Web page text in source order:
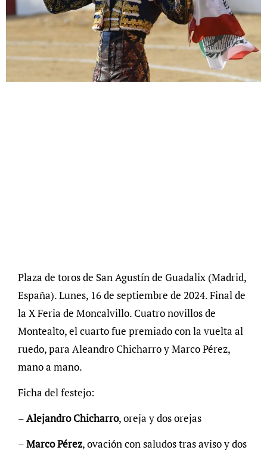
Plaza de toros de San Agustín de Guadalix (Madrid,
España). Lunes, 16 de septiembre de 2024. Final de
la X Feria de Moncalvillo. Cuatro novillos de
Montealto, el cuarto fue premiado con la vuelta al
ruedo, para Aleandro Chicharro y Marco Pérez,
mano a mano.
Ficha del festejo:
–Alejandro Chicharro, oreja y dos orejas
–Marco Pérez, ovación con saludos tras aviso y dos